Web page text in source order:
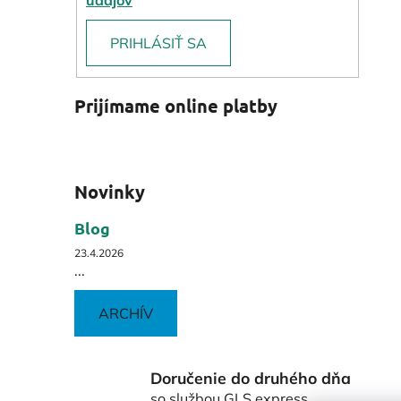
PRIHLÁSIŤ SA
Prijímame online platby
Novinky
Blog
23.4.2026
...
ARCHÍV
Doručenie do druhého dňa